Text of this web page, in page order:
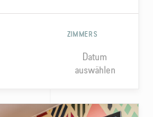
ZIMMERS
Datum
auswählen